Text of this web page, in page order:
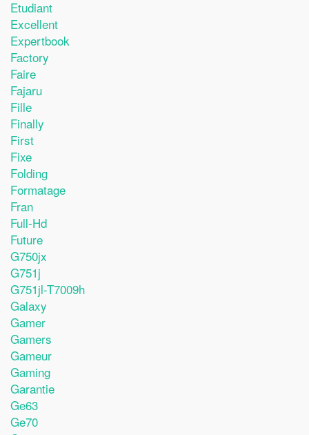
Etudiant
Excellent
Expertbook
Factory
Faire
Fajaru
Fille
Finally
First
Fixe
Folding
Formatage
Fran
Full-Hd
Future
G750jx
G751j
G751jl-T7009h
Galaxy
Gamer
Gamers
Gameur
Gaming
Garantie
Ge63
Ge70